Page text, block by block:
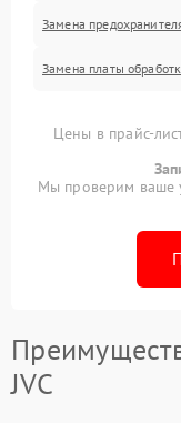
Замена
Замена платы
Цены в прайс-
Мы проверим ваше
JVC